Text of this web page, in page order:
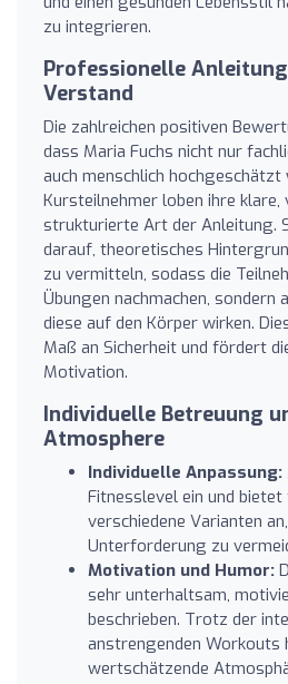
zu integrieren.
Professionelle
Verstand
Die zahlreichen positiven
dass Maria Fuchs nicht nur
auch menschlich hochgeschätzt
Kursteilnehmer loben ihre klare,
strukturierte Art der Anleitung.
darauf, theoretisches
zu vermitteln, sodass die
Übungen nachmachen, sondern
diese auf den Körper wirken.
Maß an Sicherheit und fördert
Motivation.
Individuelle Betreuung
Atmosphere
Individuelle Anpassung:
Fitnesslevel ein und bietet
verschiedene Varianten
Unterforderung zu
Motivation und Humor:
sehr unterhaltsam,
beschrieben. Trotz der
anstrengenden Workouts
wertschätzende